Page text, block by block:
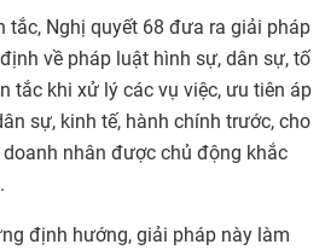
tắc, Nghị quyết 68 đưa ra giải pháp
về pháp luật hình sự, dân sự, tố
tắc khi xử lý các vụ việc, ưu tiên áp
sự, kinh tế, hành chính trước, cho
nhân được chủ động khắc
định hướng, giải pháp này làm